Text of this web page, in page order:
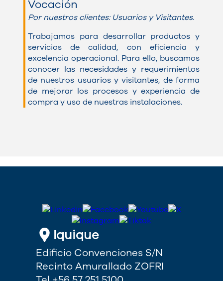
Vocación
Por nuestros clientes: Usuarios y Visitantes.
Trabajamos para desarrollar productos y
servicios de calidad, con eficiencia y
excelencia operacional. Para ello, buscamos
conocer las necesidades y requerimientos
de nuestros usuarios y visitantes, de forma
de mejorar los procesos y experiencia de
compra y uso de nuestras instalaciones.
Iquique
Edificio Convenciones S/N
Recinto Amurallado ZOFRI